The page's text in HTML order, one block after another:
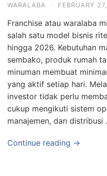
WARALABA · FEBRUARY
Franchise atau waralaba
salah satu model bisnis
hingga 2026. Kebutuhan
sembako, produk rumah
minuman membuat
yang aktif setiap hari.
investor tidak perlu
cukup mengikuti sistem
manajemen, dan distribusi
Continue reading →